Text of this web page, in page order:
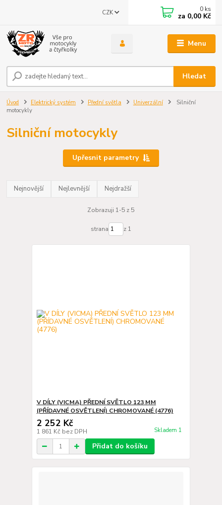
Menu
CZK
Hledat
0 ks
za 0,00 Kč
Úvod Elektrický systém Přední světla Univerzální
Silniční
motocykly
Silniční motocykly
Upřesnit parametry
Nejnovější Nejlevnější Nejdražší
Zobrazuji 1-5 z 5
strana z 1
V DÍLY (VICMA) PŘEDNÍ SVĚTLO 123 MM
(PŘÍDAVNÉ OSVĚTLENÍ) CHROMOVANÉ (4776)
2 252 Kč
1 861 Kč bez DPH Skladem 1
Přidat do košíku